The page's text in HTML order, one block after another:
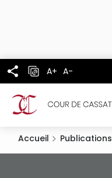
A+ A-
Accueil Publications